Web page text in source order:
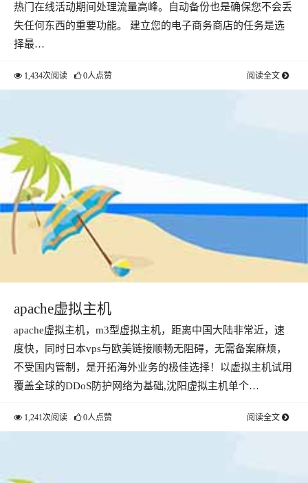
热门在线活动期间处理流量高峰。自动备份也是确保您不会丢
失任何东西的重要功能。 建立您的电子商务商店的任务是选
择最…
1,434次阅读 0人点赞 阅读全文
apache虚拟主机
apache虚拟主机，m3型虚拟主机，距离中国大陆非常近，速
度快，同时日本vps与欧美链接顺畅无阻碍，无需备案麻烦，
不受国内管制，是开拓海外业务的极佳选择！以虚拟主机试用
覆盖全球的DDoS防护网络为基础,沈阳虚拟主机单个…
1,241次阅读 0人点赞 阅读全文